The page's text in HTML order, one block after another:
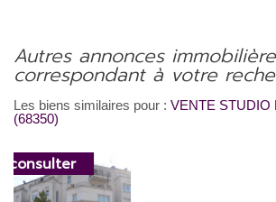
autres annonces immobilières
correspondant à votre
Les biens similaires pour : VENTE STUDIO
(68350)